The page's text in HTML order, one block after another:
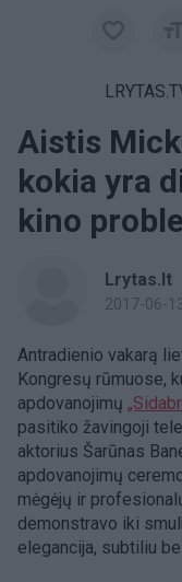
Aistis
kokia yra
kino
Lrytas.lt
2017-06-
Antradienio vakarą
Kongresų rūmuose,
apdovanojimų
pasitiko žavingoji
aktorius Šarūnas
apdovanojimų
mėgėjų ir
demonstravo iki
elegancija, subtiliu